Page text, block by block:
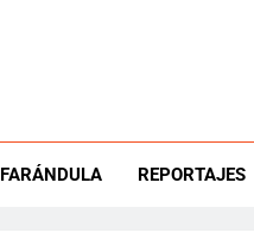
FARÁNDULA REPORTAJES